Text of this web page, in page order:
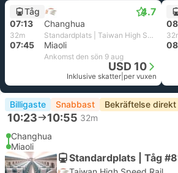
Tåg
4.7
07:13 Changhua
32m Standardplats | Taiwan High Speed Rail
07:45 Miaoli
Ankomst den sön 9 aug
USD 10
Inklusive skatter per vuxen
Billigaste Snabbast Bekräftelse direkt
10:23 10:55 32m
Changhua
Miaoli
Standardplats | Tåg